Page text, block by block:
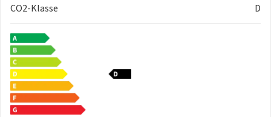
- Uconnect Services
- 12V Steckdose
- 4-fach manuell verstellbare Vordersitze
- Außenspiegel elektrisch verstellbar
- Außenspiegelkappen in Wagenfarbe
- Geschwindigkeitsregelanlage
- Heckschreibenreiniger (Wischer+Düse)
CO2-Klasse
D